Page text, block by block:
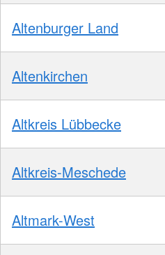
Altenburger Land
Altenkirchen
Altkreis Lübbecke
Altkreis-Meschede
Altmark-West